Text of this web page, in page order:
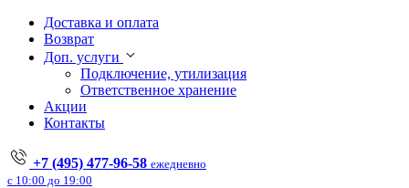
Доставка и оплата
Возврат
Доп. услуги
Подключение, утилизация
Ответственное хранение
Акции
Контакты
+7 (495) 477-96-58 ежедневно
с 10:00 до 19:00